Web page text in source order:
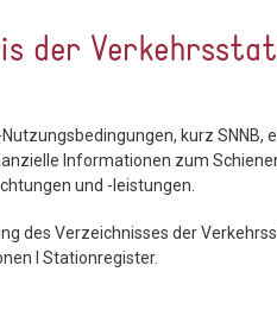
der
kurz
Informationen zum
und -leistungen.
des Verzeichnisses der
I Stationregister.